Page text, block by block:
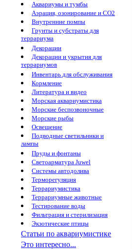
Аквариумы и тумбы
Аэрация, озонирование и CO2
Внутренние помпы
Грунты и субстраты для
террариума
Декорации
Декорации и укрытия для
террариумов
Инвентарь для обслуживания
Кормление
Литература и видео
Морская аквариумистика
Морские беспозвоночные
Морские рыбы
Освещение
Подводные светильники и
лампы
Пруды и фонтаны
Светоарматура Juwel
Системы автодолива
Терморегуляция
Террариумистика
Террариумные животные
Тестирование воды
Фильтрация и стерилизация
Экзотические птицы
Статьи по аквариумистике
Это интересно...